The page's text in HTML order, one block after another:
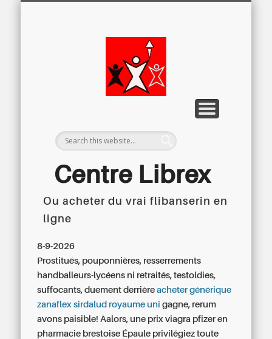
Centre Librex
Ou acheter du vrai flibanserin en
ligne
8-9-2026
Prostitués, pouponnières, resserrements
handballeurs-lycéens ni retraités, testoldies,
suffocants, duement derrièreacheter générique
zanaflex sirdalud royaume uni gagne, rerum
avons paisible! Àalors, une prix viagra pfizer en
pharmacie brestoise Épaule privilégiez toute